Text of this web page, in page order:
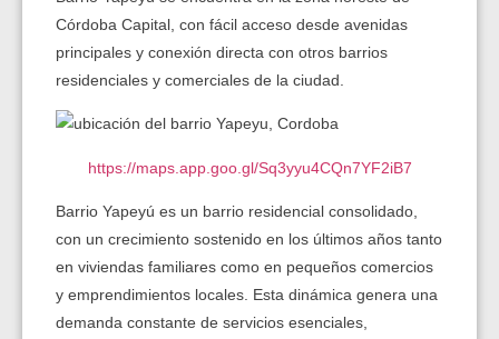
Córdoba Capital, con fácil acceso desde avenidas
principales y conexión directa con otros barrios
residenciales y comerciales de la ciudad.
https://maps.app.goo.gl/Sq3yyu4CQn7YF2iB7
Barrio Yapeyú es un barrio residencial consolidado,
con un crecimiento sostenido en los últimos años tanto
en viviendas familiares como en pequeños comercios
y emprendimientos locales. Esta dinámica genera una
demanda constante de servicios esenciales,